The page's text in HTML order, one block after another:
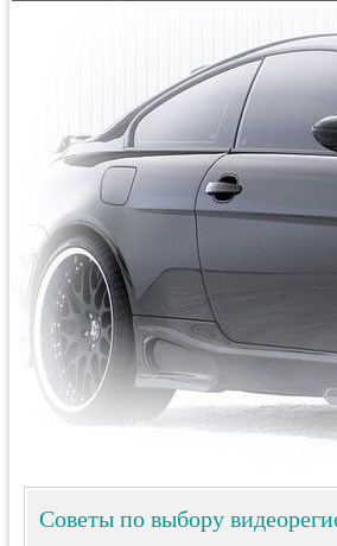
Советы по выбору